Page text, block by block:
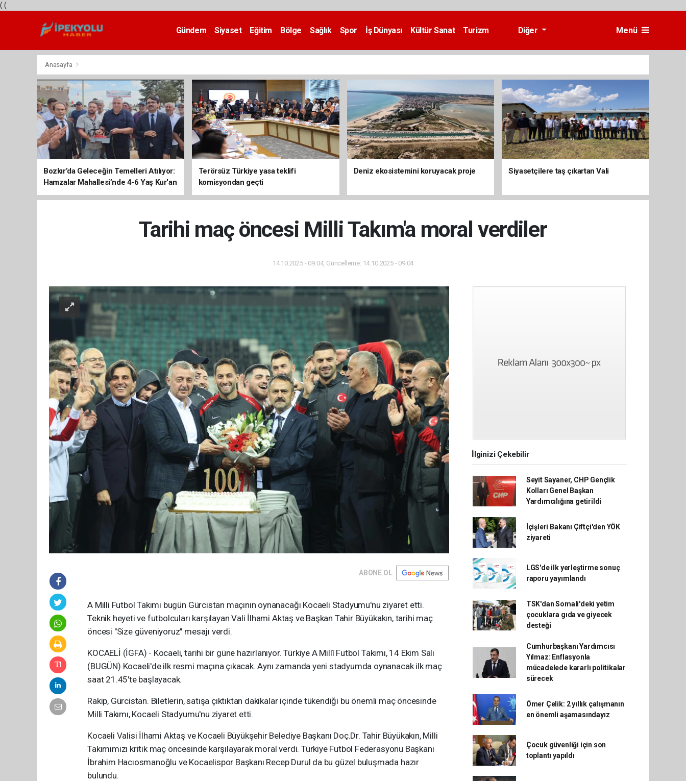
( (
Gündem Siyaset Eğitim Bölge Sağlık Spor İş Dünyası Kültür Sanat
Turizm
Diğer Menü
Anasayfa
Bozkır’da Geleceğin Temelleri Atılıyor:
Hamzalar Mahallesi’nde 4-6 Yaş Kur'an
Kursu İnşaatı Başladı
Terörsüz Türkiye yasa teklifi
komisyondan geçti
Deniz ekosistemini koruyacak proje Siyasetçilere taş çıkartan Vali
Tarihi maç öncesi Milli Takım'a moral verdiler
14.10.2025 - 09:04, Güncelleme: 14.10.2025 - 09:04
ABONE OL
A Milli Futbol Takımı bugün Gürcistan maçının oynanacağı Kocaeli Stadyumu'nu ziyaret etti.
Teknik heyeti ve futbolcuları karşılayan Vali İlhami Aktaş ve Başkan Tahir Büyükakın, tarihi maç
öncesi "Size güveniyoruz" mesajı verdi.
KOCAELİ (İGFA) - Kocaeli, tarihi bir güne hazırlanıyor. Türkiye A Millî Futbol Takımı, 14 Ekim Salı
(BUGÜN) Kocaeli'de ilk resmi maçına çıkacak. Aynı zamanda yeni stadyumda oynanacak ilk maç
saat 21.45'te başlayacak.
Rakip, Gürcistan. Biletlerin, satışa çıktıktan dakikalar içinde tükendiği bu önemli maç öncesinde
Milli Takımı, Kocaeli Stadyumu'nu ziyaret etti.
Kocaeli Valisi İlhami Aktaş ve Kocaeli Büyükşehir Belediye Başkanı Doç.Dr. Tahir Büyükakın, Milli
Takımımızı kritik maç öncesinde karşılayarak moral verdi. Türkiye Futbol Federasyonu Başkanı
İbrahim Hacıosmanoğlu ve Kocaelispor Başkanı Recep Durul da bu güzel buluşmada hazır
bulundu.
İlginizi Çekebilir
Seyit Sayaner, CHP Gençlik
Kolları Genel Başkan
Yardımcılığına getirildi
İçişleri Bakanı Çiftçi'den YÖK
ziyareti
LGS'de ilk yerleştirme sonuç
raporu yayımlandı
TSK'dan Somali'deki yetim
çocuklara gıda ve giyecek
desteği
Cumhurbaşkanı Yardımcısı
Yılmaz: Enflasyonla
mücadelede kararlı politikalar
sürecek
Ömer Çelik: 2 yıllık çalışmanın
en önemli aşamasındayız
Çocuk güvenliği için son
toplantı yapıldı